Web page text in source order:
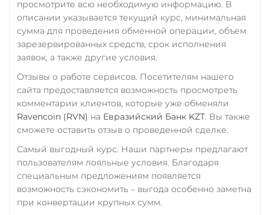
TrueUSD (TUSD)
ERC20 TRC20 BEP
TRUMP
Uniswap (UNI)
ERC20
USD Coin (USDC)
STELLAR
BASE
RONIN
NEAR
XLM
USD Coin (USDC)
ERC20 BEP20
SOL
Polygon
ARB
OP
Utopia USD (UUSD)
VeChain (VET)
Verge (XVG)
Wrapped Bitcoin (WBTC)
ERC20
Русский Стандарт RUB
Сбербанк
RUB KZT QR RUB
Совкомбанк RUB
Счет ИП/ООО
UAH EUR
Тинькофф
RUB
CASH-IN RUB
QR RUB
просмотрите всю необходимую информацию. В
описании указывается текущий курс, минимальная
сумма для проведения обменной операции, объем
зарезервированных средств, срок исполнения
заявок, а также другие условия.
Отзывы о работе сервисов. Посетителям нашего
сайта предоставляется возможность просмотреть
комментарии клиентов, которые уже обменяли
Ravencoin (RVN) на Евразийский Банк KZT. Вы также
сможете оставить отзыв о проведенной сделке.
Самый выгодный курс. Наши партнеры предлагают
пользователям лояльные условия. Благодаря
специальным предложениям появляется
возможность сэкономить – выгода особенно заметна
при конвертации крупных сумм.